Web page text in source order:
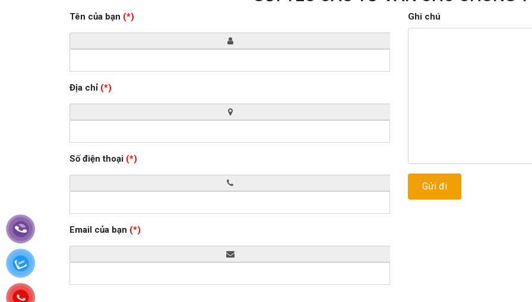
Tên của bạn (*)
Địa chỉ (*)
Số điện thoại (*)
Email của bạn (*)
Ghi chú